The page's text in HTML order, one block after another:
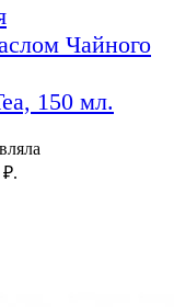
Чайного
150 мл.
₽.